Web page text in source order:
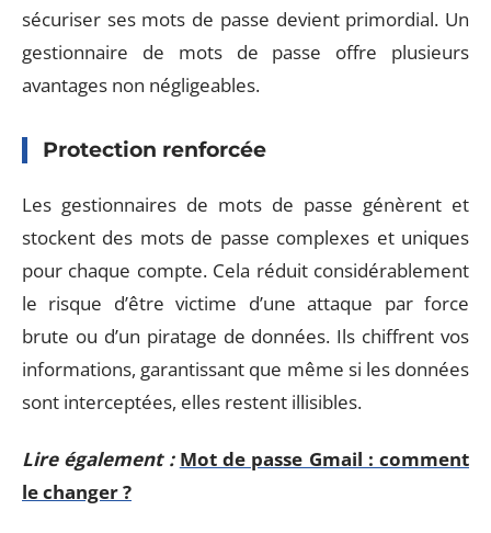
sécuriser ses mots de passe devient primordial. Un
gestionnaire de mots de passe offre plusieurs
avantages non négligeables.
Protection renforcée
Les gestionnaires de mots de passe génèrent et
stockent des mots de passe complexes et uniques
pour chaque compte. Cela réduit considérablement
le risque d’être victime d’une attaque par force
brute ou d’un piratage de données. Ils chiffrent vos
informations, garantissant que même si les données
sont interceptées, elles restent illisibles.
Lire également : Mot de passe Gmail : comment
le changer ?